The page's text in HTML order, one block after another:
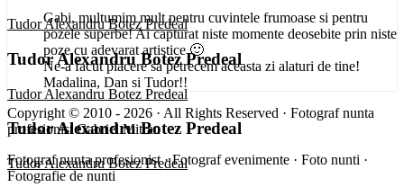
Tudor Alexandru Botez Predeal
Tudor Alexandru Botez Predeal
Tudor Alexandru Botez Predeal
Tudor Alexandru Botez Predeal
Tudor Alexandru Botez Predeal
Gabi, multumim mult pentru cuvintele frumoase si pentru
pozele superbe! Ai capturat niste momente deosebite prin niste
poze cu adevarat artistice 🙂
Ne-a facut placere sa petrecem aceasta zi alaturi de tine!
Madalina, Dan si Tudor!!
Copyright © 2010 - 2026 · All Rights Reserved · Fotograf nunta
profesionist Gabriel Mitran
Fotograf nunta profesionist · Fotograf evenimente · Foto nunti ·
Fotografie de nunti